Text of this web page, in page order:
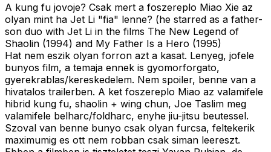
A kung fu jovoje? Csak mert a foszereplo Miao Xie az
olyan mint ha Jet Li "fia" lenne? (he starred as a father-
son duo with Jet Li in the films The New Legend of
Shaolin (1994) and My Father Is a Hero (1995)
Hat nem eszik olyan forron azt a kasat. Lenyeg, jofele
bunyos film, a temaja ennek is gyomorforgato,
gyerekrablas/kereskedelem. Nem spoiler, benne van a
hivatalos trailerben. A ket foszereplo Miao az valamifele
hibrid kung fu, shaolin + wing chun, Joe Taslim meg
valamifele belharc/foldharc, enyhe jiu-jitsu beutessel.
Szoval van benne bunyo csak olyan furcsa, feltekerik
maximumig es ott nem robban csak siman leereszt.